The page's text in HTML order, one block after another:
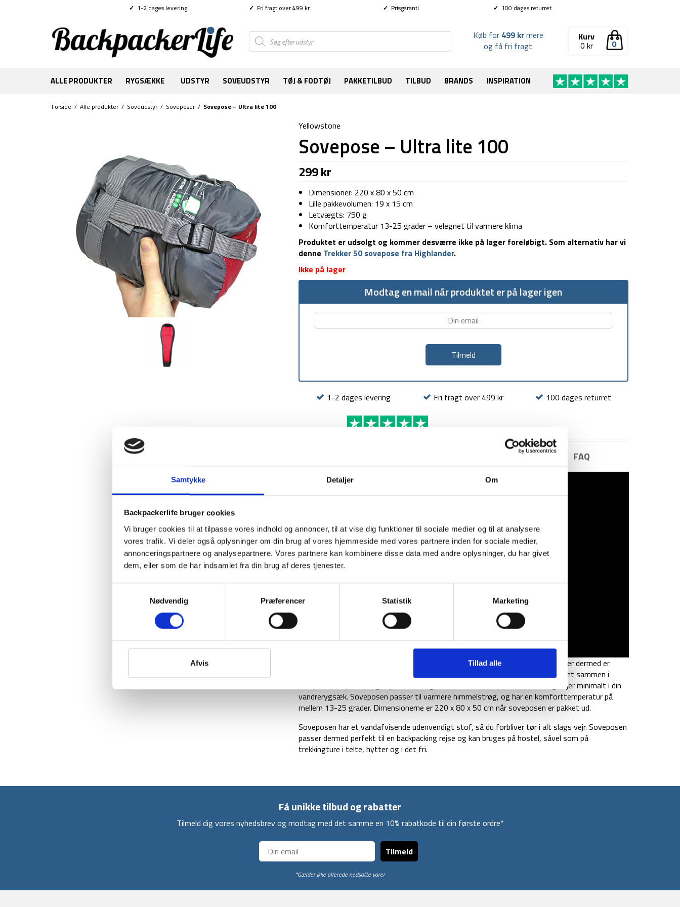
Samtykke Detaljer Om
Backpackerlife bruger cookies
Vi bruger cookies til at tilpasse vores indhold og annoncer, til at vise dig funktioner til sociale medier og til at analysere
vores trafik. Vi deler også oplysninger om din brug af vores hjemmeside med vores partnere inden for sociale medier,
annonceringspartnere og analysepartnere. Vores partnere kan kombinere disse data med andre oplysninger, du har givet
dem, eller som de har indsamlet fra din brug af deres tjenester.
Nødvendig
Præferencer Statistik Marketing
Afvis Tillad alle
✓ 1-2 dages levering ✓ Fri fragt over 499 kr ✓ Prisgaranti ✓ 100 dages returret
Products
search 0
Kurv
0 kr
Køb for 499 krmere
og få fri fragt
ALLE PRODUKTER RYGSÆKKE UDSTYR SOVEUDSTYR TØJ & FODTØJ PAKKETILBUD TILBUD BRANDS INSPIRATION
Forside / Alle produkter/ Soveudstyr/ Soveposer/ Sovepose – Ultra lite 100
Yellowstone
Sovepose – Ultra lite 100
299kr
Dimensioner: 220 x 80 x 50 cm
Lille pakkevolumen: 19 x 15 cm
Letvægts: 750 g
Komforttemperatur 13-25 grader – velegnet til varmere klima
Produktet er udsolgt og kommer desværre ikke på lager foreløbigt. Som alternativ har vi
denne Trekker 50 sovepose fra Highlander.
Ikke på lager
Modtag en mail når produktet er på lager igen
1-2 dages levering Fri fragt over 499 kr 100 dages returret
BRAND FAQ
Ultra lite 100 soveposen fra Yellowstone er en kompakt letvægts sovepose, der dermed er
perfekt til din backpacking rejse. Den fylder kun 19 x 15 x 15 cm når den er pakket sammen i
kompressionsposen, og vejer kun 750 g, så den har en lille pakkevolumen og vejer minimalt i din
vandrerygsæk. Soveposen passer til varmere himmelstrøg, og har en komforttemperatur på
mellem 13-25 grader. Dimensionerne er 220 x 80 x 50 cm når soveposen er pakket ud.
Soveposen har et vandafvisende udenvendigt stof, så du forbliver tør i alt slags vejr. Soveposen
passer dermed perfekt til en backpacking rejse og kan bruges på hostel, såvel som på
trekkingture i telte, hytter og i det fri.
Få unikke tilbud og rabatter
Tilmeld dig vores nyhedsbrev og modtag med det samme en 10% rabatkode til din første ordre*
Tilmeld
*Gælder ikke allerede nedsatte varer